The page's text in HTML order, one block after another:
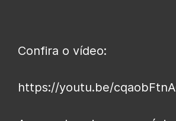
Confira o vídeo:
https://youtu.be/